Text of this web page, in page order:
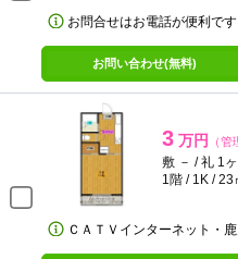
お問合せはお電話が便利です
お問い合わせ(無料)
3 万円 （管
敷 － / 礼 1ヶ
1階 / 1K / 23
ＣＡＴＶインターネット・